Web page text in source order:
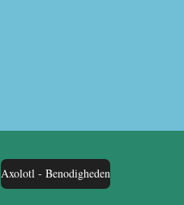
Axolotl - Benodigheden